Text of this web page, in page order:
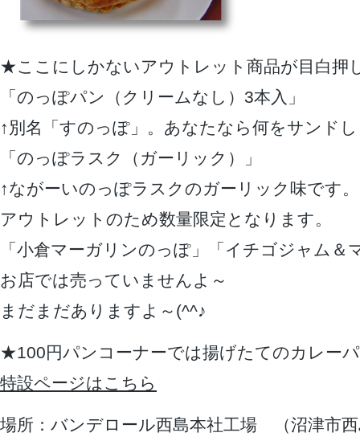
★ここにしかないアウトレット商品が目白押
「のっぽパン（クリームなし）3本入」
↑別名「すのっぽ」。あなたなら何をサンド
「のっぽラスク（ガーリック）」
↑ながーいのっぽラスクのガーリック味です。
アウトレットのため数量限定となります。
「小倉マーガリンのっぽ」「イチゴジャム
お店では売っていませんよ～
まだまだありますよ～(^^♪
★100円パンコーナーでは揚げたてのカレー
特設ページはこちら
場所：バンデロール西島本社工場 （沼津市